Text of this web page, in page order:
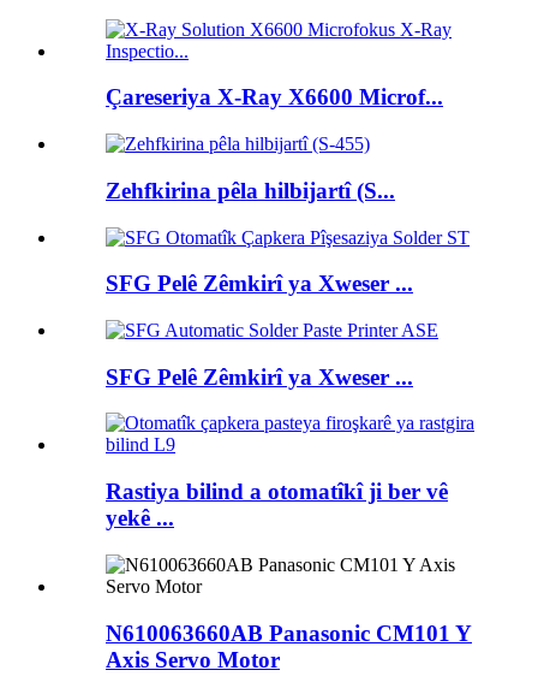
Çareseriya X-Ray X6600 Microf...
Zehfkirina pêla hilbijartî (S...
SFG Pelê Zêmkirî ya Xweser ...
SFG Pelê Zêmkirî ya Xweser ...
Rastiya bilind a otomatîkî ji ber vê
yekê ...
N610063660AB Panasonic CM101 Y
Axis Servo Motor